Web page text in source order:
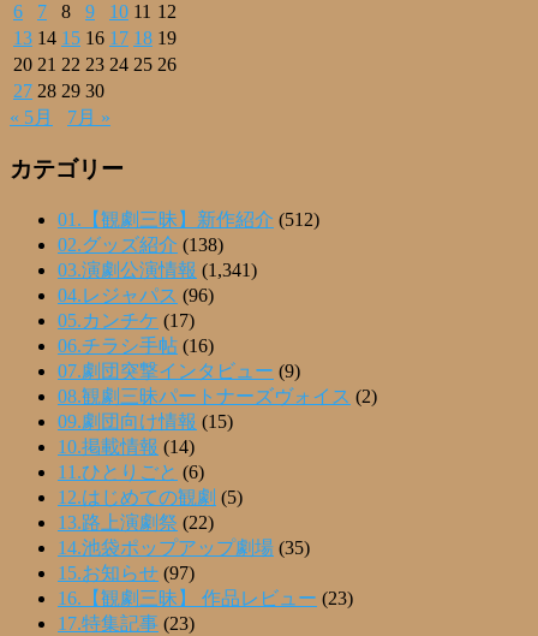
6
7 8 9 10 11 12
13 14 15 16 17 18 19
20 21 22 23 24 25 26
27 28 29 30
« 5月
7月 »
カテゴリー
01.【観劇三昧】新作紹介 (512)
02.グッズ紹介 (138)
03.演劇公演情報 (1,341)
04.レジャパス (96)
05.カンチケ (17)
06.チラシ手帖 (16)
07.劇団突撃インタビュー (9)
08.観劇三昧パートナーズヴォイス (2)
09.劇団向け情報 (15)
10.掲載情報 (14)
11.ひとりごと (6)
12.はじめての観劇 (5)
13.路上演劇祭 (22)
14.池袋ポップアップ劇場 (35)
15.お知らせ (97)
16.【観劇三昧】 作品レビュー (23)
17.特集記事 (23)